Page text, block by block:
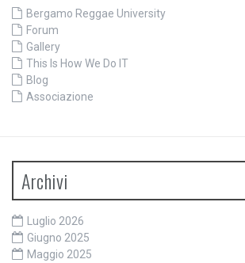
Bergamo Reggae University
Forum
Gallery
This Is How We Do IT
Blog
Associazione
Archivi
Luglio 2026
Giugno 2025
Maggio 2025